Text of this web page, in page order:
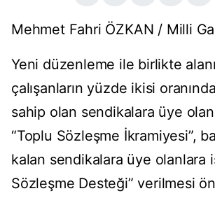
Mehmet Fahri ÖZKAN / Milli
Yeni düzenleme ile birlikte
çalışanların yüzde ikisi
sahip olan sendikalara üye
“Toplu Sözleşme İkramiyesi”,
kalan sendikalara üye olanlara
Sözleşme Desteği” verilmesi